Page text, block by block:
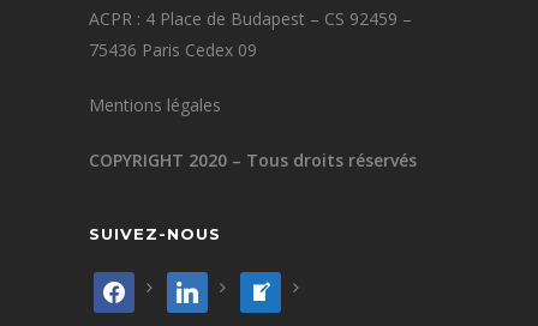
ACPR : 4 Place de Budapest – CS 92459 –
75436 Paris Cedex 09
Mentions légales
COPYRIGHT 2020 – Tous droits réservés
SUIVEZ-NOUS
facebook linkedin
welcome-
write-